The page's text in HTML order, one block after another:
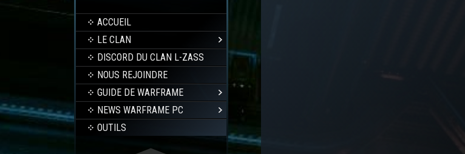
ACCUEIL
LE CLAN
DISCORD DU CLAN L-ZASS
NOUS REJOINDRE
GUIDE DE WARFRAME
NEWS WARFRAME PC
OUTILS